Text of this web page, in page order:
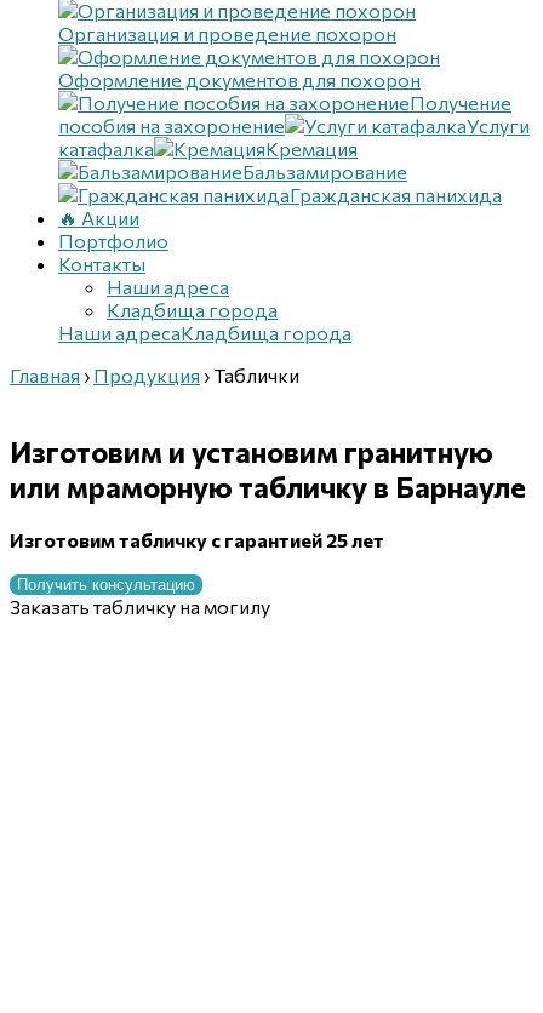
Организация и проведение похорон
Оформление документов для похорон
Получение
пособия на захоронение
Услуги
катафалка
Кремация
Бальзамирование
Гражданская панихида
🔥 Акции
Портфолио
Контакты
Наши адреса
Кладбища города
Наши адресаКладбища города
Главная › Продукция ›Таблички
Изготовим и установим гранитную
или мраморную табличку в Барнауле
Изготовим табличку с гарантией 25 лет
Получить консультацию
Заказать табличку на могилу